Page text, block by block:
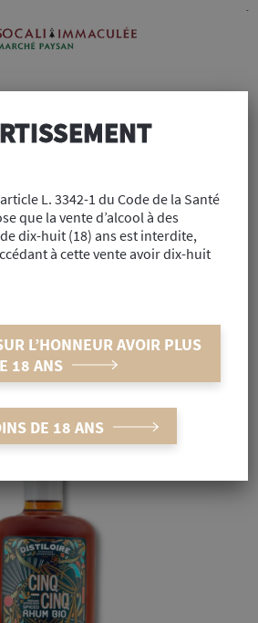
Cave> Spiritueux >Cinq-Cinq Rhum
Distiloire Bio
L. 3342-1 du Code de la Santé
que la vente d’alcool à des
dix-huit (18) ans est interdite,
à cette vente avoir dix-huit
L’HONNEUR AVOIR PLUS
18 ANS
DE 18 ANS
-